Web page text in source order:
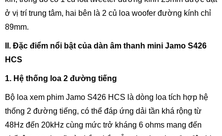
ở vị trí trung tâm, hai bên là 2 củ loa woofer đường kính chỉ
89mm.
II. Đặc điểm nổi bật của dàn âm thanh mini Jamo S426
HCS
1. Hệ thống loa 2 đường tiếng
Bộ loa xem phim Jamo S426 HCS là dòng loa tích hợp hệ
thống 2 đường tiếng, có thể đáp ứng dải tần khá rộng từ
48Hz đến 20kHz cùng mức trở kháng 6 ohms mang đến